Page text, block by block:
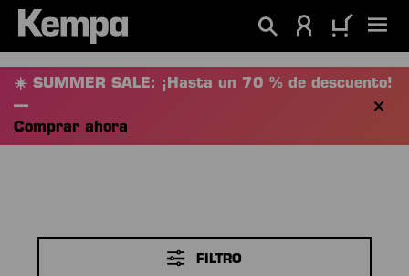
principal
☀️ SUMMER SALE: ¡Hasta un 70 % de descuento!
—
Comprar ahora
FILTRO